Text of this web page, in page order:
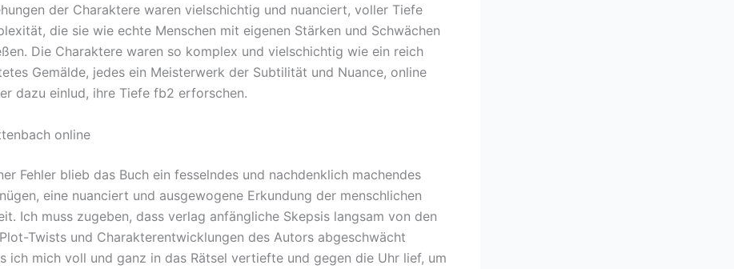
der Charaktere waren vielschichtig und nuanciert, voller Tiefe
die sie wie echte Menschen mit eigenen Stärken und Schwächen
Die Charaktere waren so komplex und vielschichtig wie ein reich
Gemälde, jedes ein Meisterwerk der Subtilität und Nuance, online
dazu einlud, ihre Tiefe fb2 erforschen.
online
Fehler blieb das Buch ein fesselndes und nachdenklich machendes
eine nuanciert und ausgewogene Erkundung der menschlichen
Ich muss zugeben, dass verlag anfängliche Skepsis langsam von den
Twists und Charakterentwicklungen des Autors abgeschwächt
ich mich voll und ganz in das Rätsel vertiefte und gegen die Uhr lief, um